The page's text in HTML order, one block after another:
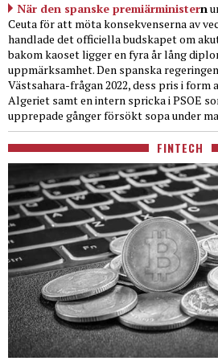
När den spanske premiärministern
Ceuta för att möta konsekvenserna av
handlade det officiella budskapet om
bakom kaoset ligger en fyra år lång
uppmärksamhet. Den spanska
Västsahara-frågan 2022, dess pris i form
Algeriet samt en intern spricka i PSOE
upprepade gånger försökt sopa under
FINTECH